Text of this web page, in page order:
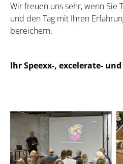
Wir freuen uns sehr, wenn Sie
und den Tag mit Ihren
bereichern.
Ihr Speexx-, excelerate- und